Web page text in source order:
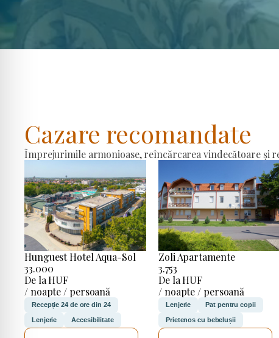
Cazare recomandate
Împrejurimile armonioase, reîncărcarea vindecătoare și
Hunguest Hotel Aqua-Sol
33.000
De la HUF
/ noapte / persoană
Recepție 24 de ore din 24
Lenjerie Accesibilitate
Zoli Apartamente
3.753
De la HUF
/ noapte / persoană
Lenjerie Pat pentru copii
Prietenos cu bebelușii